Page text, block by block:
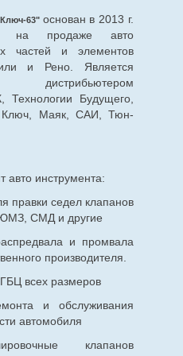
63" основан в 2013 г.
на продаже авто
частей и элементов
и Рено. Является
Технологии Будущего,
Ключ, Маяк, САИ, Тюн-
авто инструмента:
правки седел клапанов
СМД и другие
и промвала
производителя.
всех размеров
и обслуживания
автомобиля
клапанов